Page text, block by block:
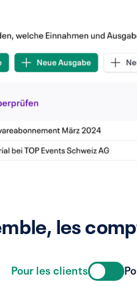
les
Pour les clients